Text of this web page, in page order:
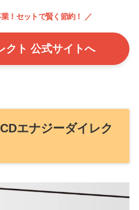
！セットで賢く節約！ ／
クト 公式サイトへ
エナジーダイレク